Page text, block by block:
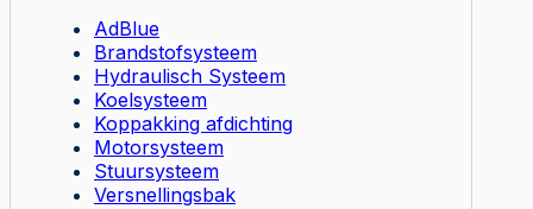
AdBlue
Brandstofsysteem
Hydraulisch Systeem
Koelsysteem
Koppakking afdichting
Motorsysteem
Stuursysteem
Versnellingsbak